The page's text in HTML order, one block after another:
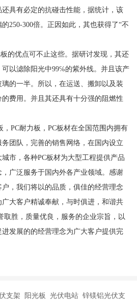
具有必定的抗碰击性能，据统计，该
250-300倍。正因如此，其也获得了“不
的优点可不止这些。据研讨发现，其还
以滤除阳光中99℅的紫外线。并且该产
的一半。所以，在运送、搬卸以及装
费用。并且其还具有十分强的阻燃性
，PC耐力板，PC板材在全国范围内拥有
团队，完善的销售网络，在国内设立
市，各种PC板材为大型工程提供产品
广泛服务于国内外各产业领域。感谢
，我们将以的品质，俱佳的经营理念
大客户精诚奉献，与时俱进，和谐共
取胜，质量优良，服务的企业宗旨，以
发展的的经营理念为广大客户提供完
支架 阳光板 光伏电站 锌镁铝光伏支